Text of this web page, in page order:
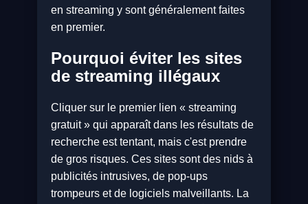
en streaming y sont généralement faites
en premier.
Pourquoi éviter les sites
de streaming illégaux
Cliquer sur le premier lien « streaming
gratuit » qui apparaît dans les résultats de
recherche est tentant, mais c'est prendre
de gros risques. Ces sites sont des nids à
publicités intrusives, de pop-ups
trompeurs et de logiciels malveillants. La